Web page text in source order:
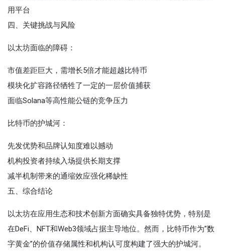
用平台
四、关键挑战与风险
以太坊面临的障碍‌：
市值差距巨大，需增长5倍才能超越比特币
模块化扩容路径牺牲了一定的一层价值捕获
面临Solana等高性能公链的竞争压力
比特币的护城河‌：
先发优势和品牌认知度难以撼动
机构投资者持续入场提供长期支撑
减半机制带来的通缩效应强化稀缺性
五、综合结论
以太坊在‌应用生态和技术创新‌方面确实具备独特优势，特别是
在DeFi、NFT和Web3领域占据主导地位。然而，比特币作为”数
字黄金”的‌价值存储属性‌和‌机构认可度‌构建了强大的护城河。